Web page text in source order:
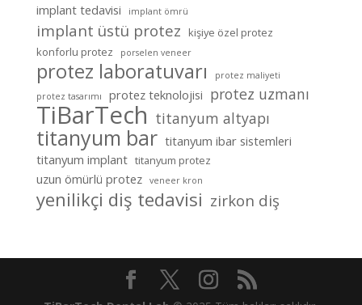
implant tedavisi
implant ömrü
implant üstü protez
kişiye özel protez
konforlu protez
porselen veneer
protez laboratuvarı
protez maliyeti
protez tasarımı
protez teknolojisi protez uzmanı
TiBarTech titanyum altyapı
titanyum bar titanyum ibar sistemleri
titanyum implant titanyum protez
uzun ömürlü protez veneer kron
yenilikçi diş tedavisi zirkon diş